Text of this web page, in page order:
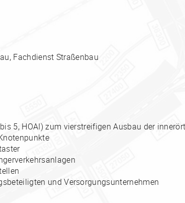
Fachdienst Straßenbau
5, HOAI) zum vierstreifigen Ausbau der
und Versorgungsunternehmen